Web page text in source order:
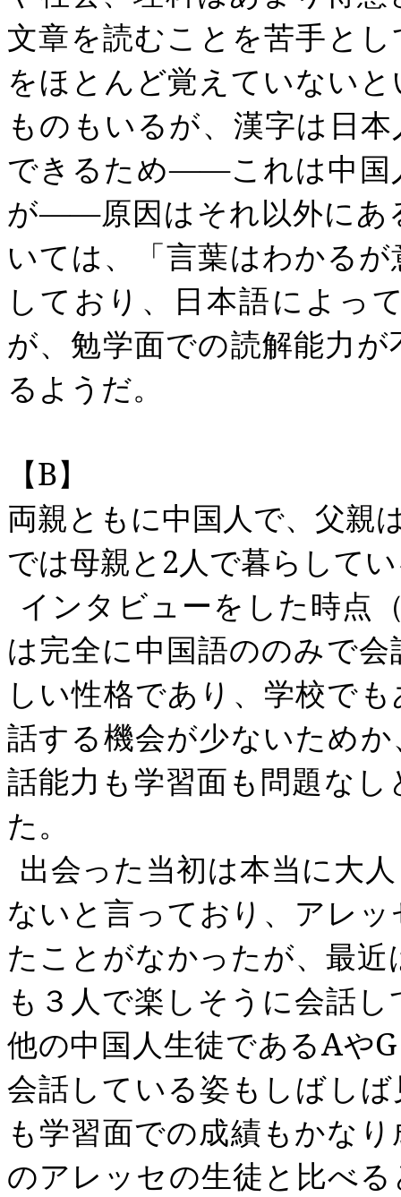
文章を読むことを苦手と
をほとんど覚えていない
ものもいるが、漢字は日
できるため――これは中国
が――原因はそれ以外にあ
いては、「言葉はわかる
しており、日本語によっ
が、勉学面での読解能力
るようだ。
【B】
両親ともに中国人で、父親
では母親と 2人で暮らして
インタビューをした時点
は完全に中国語ののみで
しい性格であり、学校で
話する機会が少ないため
話能力も学習面も問題な
た。
出会った当初は本当に大
ないと言っており、アレ
たことがなかったが、最近
も３人で楽しそうに会話
他の中国人生徒であるAやG
会話している姿もしばし
も学習面での成績もかな
のアレッセの生徒と比べ